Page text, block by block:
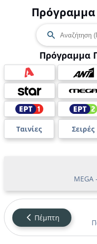
Πρόγραμμα
Πρόγραμμα
Ταινίες Σειρές
Πέμπτη